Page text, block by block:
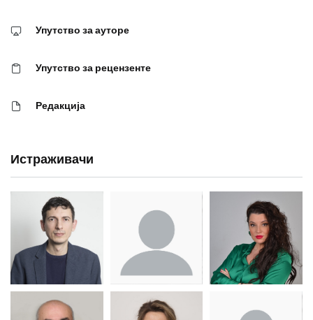
Упутство за ауторе
Упутство за рецензенте
Редакција
Истраживачи